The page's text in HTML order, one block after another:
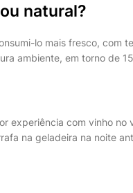
natural?
lo mais fresco, com
ambiente, em torno de
experiência com vinho no
na geladeira na noite